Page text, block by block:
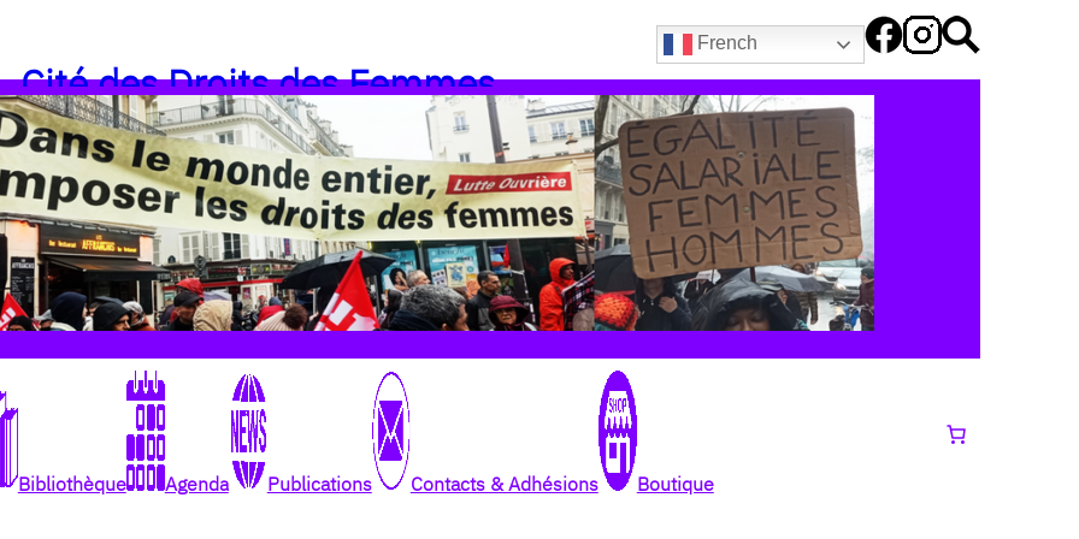
French
Cité des Droits des Femmes
Bibliothèque Agenda Publications Contacts & Adhésions Boutique